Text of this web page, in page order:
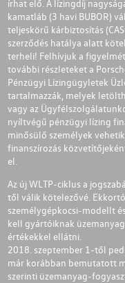
írhat elő. A lízingdíj
kamatláb (3 havi BUBOR)
teljeskörű kárbiztosítás
szerződés hatálya alatt
terheli! Felhívjuk a
további részleteket a
Pénzügyi Lízingügyletek
tartalmazzák, melyek
vagy az
nyíltvégű pénzügyi lízing
minősülő személyek
finanszírozás
el.
Az új WLTP-ciklus a
től válik kötelezővé.
személygépkocsi-modellt
kell gyártóiknak
értékekkel ellátni.
2018. szeptember 1-től
már korábban bemutatott
szerinti üzemanyag-